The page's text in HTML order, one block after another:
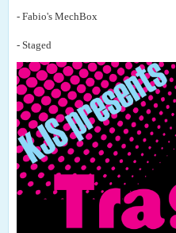
- Fabio's MechBox
- Staged